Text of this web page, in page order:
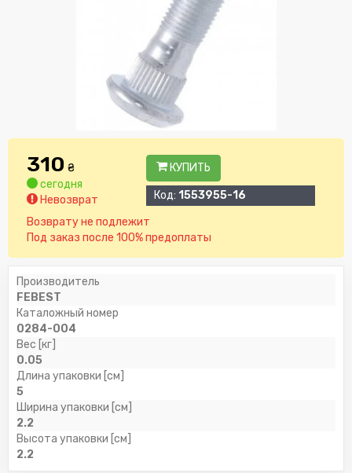
310 ₴
сегодня
Невозврат
КУПИТЬ
Код: 1553955-16
Возврату не подлежит
Под заказ после 100% предоплаты
Производитель
FEBEST
Каталожный номер
0284-004
Вес [кг]
0.05
Длина упаковки [см]
5
Ширина упаковки [см]
2.2
Высота упаковки [см]
2.2